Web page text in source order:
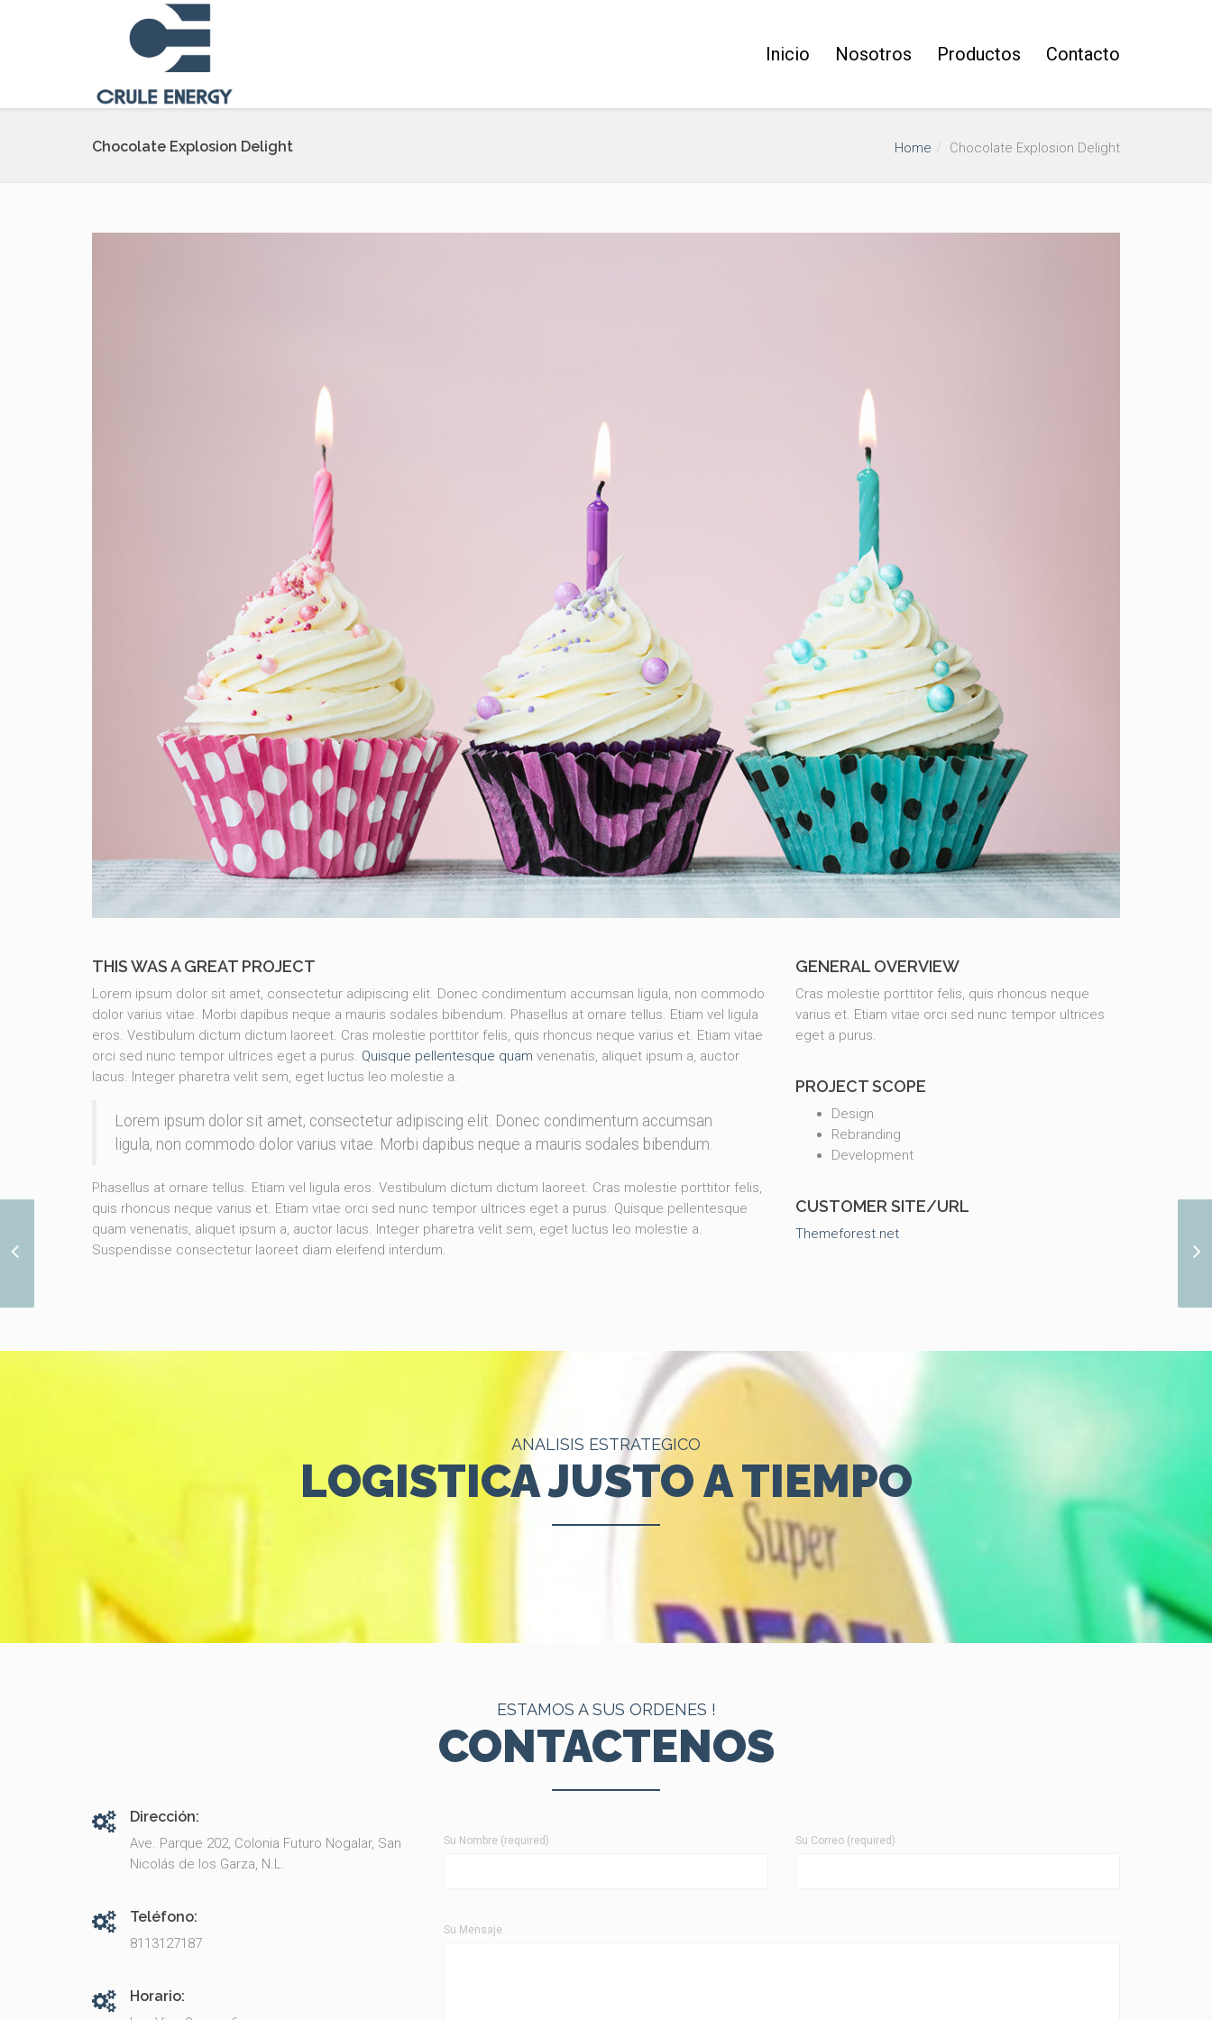
Inicio Nosotros Productos Contacto
Chocolate Explosion Delight Home Chocolate Explosion Delight
THIS WAS A GREAT PROJECT
Lorem ipsum dolor sit amet, consectetur adipiscing elit. Donec condimentum accumsan ligula, non commodo
dolor varius vitae. Morbi dapibus neque a mauris sodales bibendum. Phasellus at ornare tellus. Etiam vel ligula
eros. Vestibulum dictum dictum laoreet. Cras molestie porttitor felis, quis rhoncus neque varius et. Etiam vitae
orci sed nunc tempor ultrices eget a purus. Quisque pellentesque quam venenatis, aliquet ipsum a, auctor
lacus. Integer pharetra velit sem, eget luctus leo molestie a.
Lorem ipsum dolor sit amet, consectetur adipiscing elit. Donec condimentum accumsan
ligula, non commodo dolor varius vitae. Morbi dapibus neque a mauris sodales bibendum.
Phasellus at ornare tellus. Etiam vel ligula eros. Vestibulum dictum dictum laoreet. Cras molestie porttitor felis,
quis rhoncus neque varius et. Etiam vitae orci sed nunc tempor ultrices eget a purus. Quisque pellentesque
quam venenatis, aliquet ipsum a, auctor lacus. Integer pharetra velit sem, eget luctus leo molestie a.
Suspendisse consectetur laoreet diam eleifend interdum.
GENERAL OVERVIEW
Cras molestie porttitor felis, quis rhoncus neque
varius et. Etiam vitae orci sed nunc tempor ultrices
eget a purus.
PROJECT SCOPE
Design
Rebranding
Development
CUSTOMER SITE/URL
Themeforest.net
Baby Shower Cupcakes
ANALISIS ESTRATEGICO
LOGISTICA JUSTO A TIEMPO
ESTAMOS A SUS ORDENES !
CONTACTENOS
Dirección:
Ave. Parque 202, Colonia Futuro Nogalar, San
Nicolás de los Garza, N.L.
Teléfono:
8113127187
Horario:
Su Nombre (required) Su Correo (required)
Su Mensaje